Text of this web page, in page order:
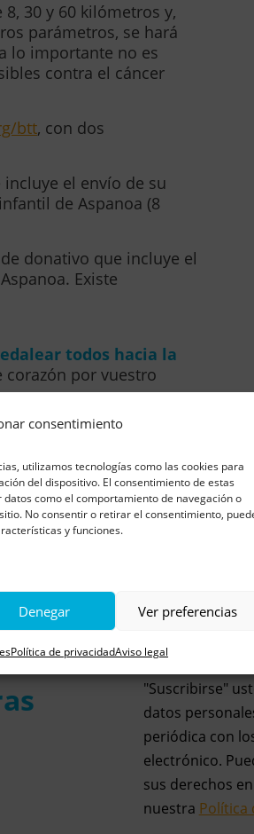
consentimiento
utilizamos tecnologías como las cookies para
del dispositivo. El consentimiento de estas
como el comportamiento de navegación o
No consentir o retirar el consentimiento,
y funciones.
Denegar Ver preferencias
Política de privacidadAviso legal
30 y 60 kilómetros y,
parámetros, se hará
lo importante no es
contra el cáncer
btt, con dos
el envío de su
de Aspanoa (8
donativo que incluye el
Existe
todos hacia la
corazón por vuestro
"Suscribirse"
datos
periódica con
electrónico.
sus derechos
nuestra Política